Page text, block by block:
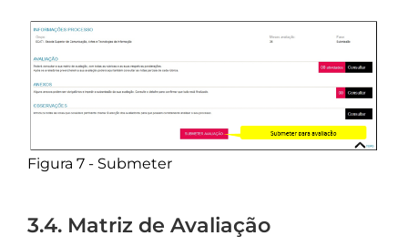
Figura 7 - Submeter
3.4. Matriz de Avaliação